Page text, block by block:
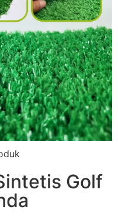
Golf